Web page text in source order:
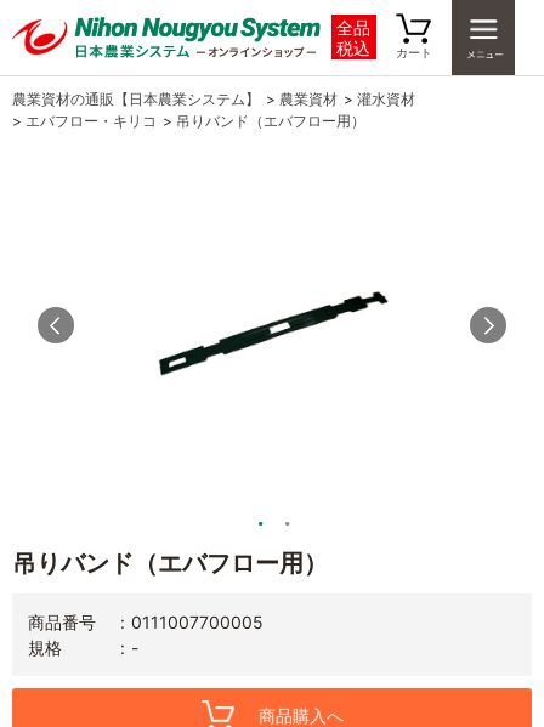
全品
税込
カート
農業資材の通販【日本農業システム】 > 農業資材 > 灌水資材
> エバフロー・キリコ > 吊りバンド（エバフロー用）
吊りバンド（エバフロー用）
商品番号
0111007700005
規格
-
商品購入へ